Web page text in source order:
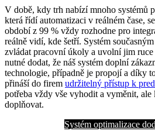
V době, kdy trh nabízí mnoho systémů
která řídí automatizaci v reálném čase,
období z 99 % vždy rozhodne pro
reálně vidí, kde šetří. Systém
zvládat pracovní úkoly a uvolní jim
nutné dodat, že náš systém doplní
technologie, případně je propojí a díky
přináší do firem udržitelný přístup k
potřeba vždy vše vyhodit a vyměnit, ale
doplňovat.
Systém optimalizace